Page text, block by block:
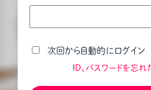
次回から自動的にログイン
ID、パスワードを忘れ